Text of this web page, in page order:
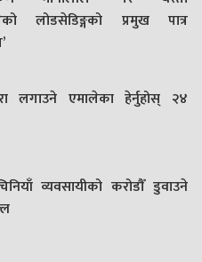
लोडसेडिङ्गको प्रमुख पात्र
लगाउने एमालेका हेर्नुहोस् २४
व्यवसायीको करोडौँ डुवाउने